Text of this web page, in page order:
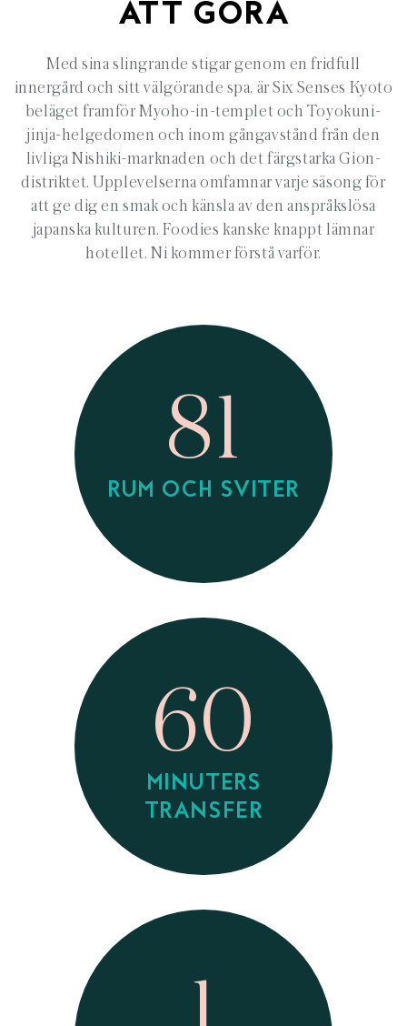
ATT GÖRA
Med sina slingrande stigar genom en fridfull
innergård och sitt välgörande spa, är Six Senses Kyoto
beläget framför Myoho-in-templet och Toyokuni-
jinja-helgedomen och inom gångavstånd från den
livliga Nishiki-marknaden och det färgstarka Gion-
distriktet. Upplevelserna omfamnar varje säsong för
att ge dig en smak och känsla av den anspråkslösa
japanska kulturen. Foodies kanske knappt lämnar
hotellet. Ni kommer förstå varför.
81
RUM OCH SVITER
60
MINUTERS
TRANSFER